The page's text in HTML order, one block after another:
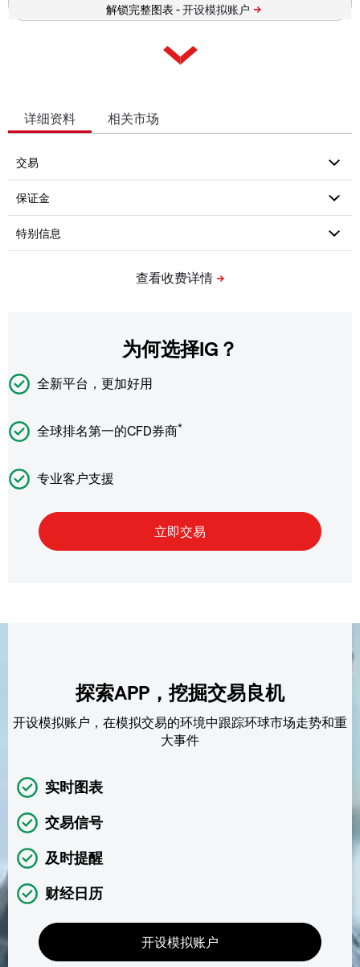
解锁完整图表 -
详细资料 相关市场
为何选择IG？
全新平台，更加好用
全球排名第一的CFD券商*
专业客户支援
探索APP，挖掘交易良机
开设模拟账户，在模拟交易的环境中跟踪环球市场走势和重
大事件
实时图表
交易信号
及时提醒
财经日历